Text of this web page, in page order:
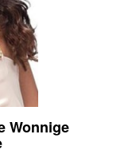
Wonnige